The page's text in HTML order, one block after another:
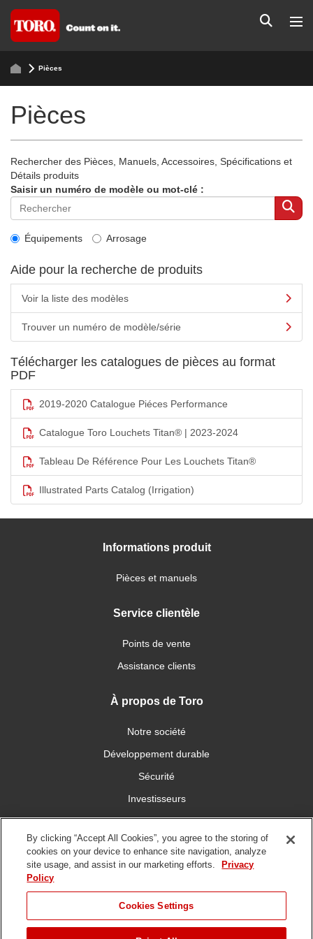
Pièces
Pièces
Rechercher des Pièces, Manuels, Accessoires, Spécifications et
Détails produits
Saisir un numéro de modèle ou mot-clé :
Équipements Arrosage
Aide pour la recherche de produits
Voir la liste des modèles
Trouver un numéro de modèle/série
Télécharger les catalogues de pièces au format
PDF
2019-2020 Catalogue Piéces Performance
Catalogue Toro Louchets Titan® | 2023-2024
Tableau De Référence Pour Les Louchets Titan®
Illustrated Parts Catalog (Irrigation)
Informations produit
Pièces et manuels
Service clientèle
Points de vente
Assistance clients
À propos de Toro
Notre société
Développement durable
Sécurité
Investisseurs
Carrières
Connectez-vous avec nous
By clicking “Accept All Cookies”, you agree to the storing of
cookies on your device to enhance site navigation, analyze
site usage, and assist in our marketing efforts.
Privacy
Policy
Cookies Settings